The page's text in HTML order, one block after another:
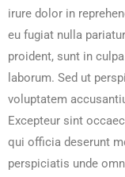
irure dolor in
eu fugiat nulla
proident, sunt in
laborum. Sed ut
voluptatem
Excepteur sint
qui officia deserunt
perspiciatis unde